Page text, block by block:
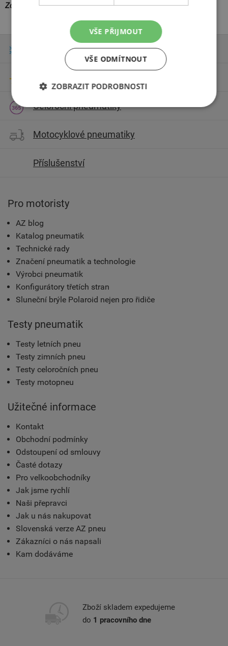
Zdroj fotografií:AZ pneu
Zimní pneumatiky
Celoroční pneumatiky
Motocyklové pneumatiky
Příslušenství
Pro motoristy
AZ blog
Katalog pneumatik
Technické rady
Značení pneumatik a technologie
Výrobci pneumatik
Konfigurátory třetích stran
Sluneční brýle Polaroid nejen pro řidiče
Testy pneumatik
Testy letních pneu
Testy zimních pneu
Testy celoročních pneu
Testy motopneu
Užitečné informace
Kontakt
Obchodní podmínky
Odstoupení od smlouvy
Časté dotazy
Pro velkoobchodníky
Jak jsme rychlí
Naši přepravci
Jak u nás nakupovat
Slovenská verze AZ pneu
Zákazníci o nás napsali
Kam dodáváme
Zboží skladem expedujeme
do 1 pracovního dne
VŠE PŘIJMOUT
VŠE ODMÍTNOUT
ZOBRAZIT PODROBNOSTI